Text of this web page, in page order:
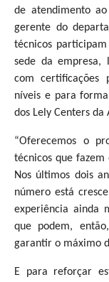
de atendimento
gerente do
técnicos
sede da empresa,
com certificações
níveis e para
dos Lely Centers da
“Oferecemos o
técnicos que
Nos últimos dois
número está
experiência ainda
que podem,
garantir o máximo
E para reforçar